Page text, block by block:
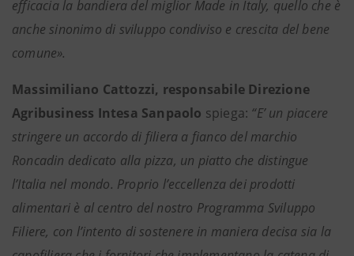
efficacia la bandiera del miglior Made in Italy, quello che è
anche sinonimo di sviluppo condiviso e crescita del bene
comune».
Massimiliano Cattozzi, responsabile Direzione
Agribusiness Intesa Sanpaolo spiega: “E’ un piacere
stringere un accordo di filiera a fianco del marchio
Roncadin dedicato alla pizza, un piatto che distingue
l’Italia nel mondo. Proprio l’eccellenza dei prodotti
alimentari è al centro del nostro Programma Sviluppo
Filiere, con l’intento di sostenere in maniera decisa sia la